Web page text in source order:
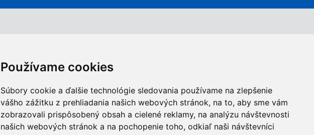
Používame cookies
Súbory cookie a ďalšie technológie sledovania používame na zlepšenie
vášho zážitku z prehliadania našich webových stránok, na to, aby sme vám
zobrazovali prispôsobený obsah a cielené reklamy, na analýzu návštevnosti
našich webových stránok a na pochopenie toho, odkiaľ naši návštevníci